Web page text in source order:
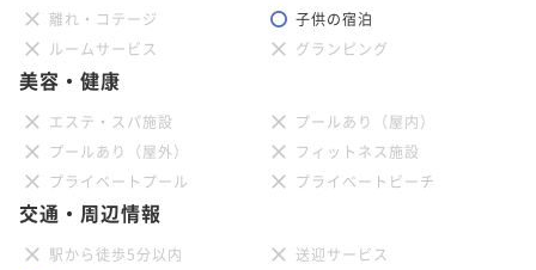
離れ・コテージ
子供の宿泊
ルームサービス
グランピング
美容・健康
エステ・スパ施設
プールあり（屋内）
プールあり（屋外）
フィットネス施設
プライベートプール
プライベートビーチ
交通・周辺情報
駅から徒歩5分以内
送迎サービス